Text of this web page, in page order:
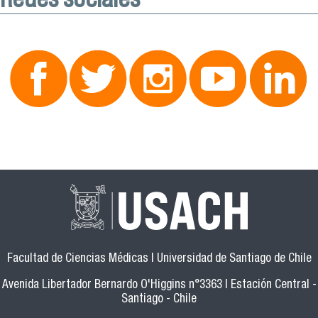
Facultad de Ciencias Médicas | Universidad de Santiago de Chile
Avenida Libertador Bernardo O'Higgins n°3363 | Estación Central -
Santiago - Chile